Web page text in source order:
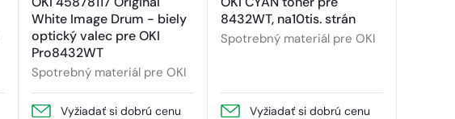
White Image Drum - biely
optický valec pre OKI
Pro8432WT
Spotrebný materiál pre OKI
Vyžiadať si dobrú cenu
8432WT, na10tis. strán
Spotrebný materiál pre OKI
Vyžiadať si dobrú cenu